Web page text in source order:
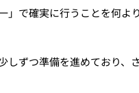
で確実に行うことを何よ
ずつ準備を進めており、